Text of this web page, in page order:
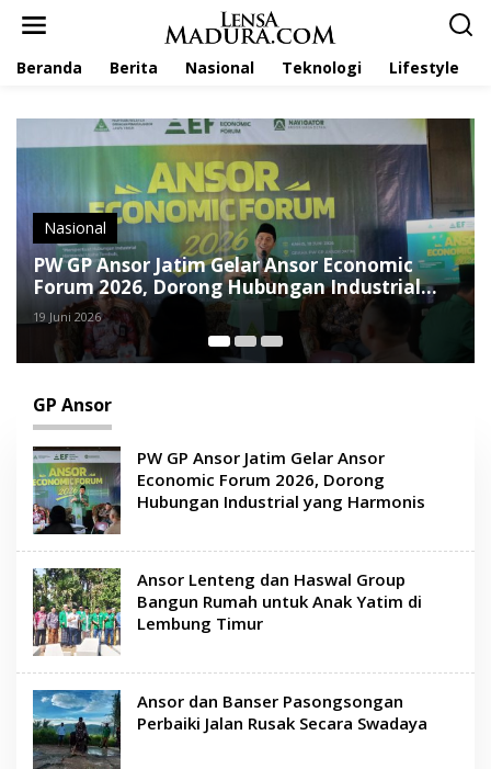
Beranda Berita Nasional Teknologi Lifestyle
Berita
Ansor Lenteng dan Haswal Group Bangun
Rumah untuk Anak Yatim di Lembung Timur
23 April 2026
GP Ansor
PW GP Ansor Jatim Gelar Ansor
Economic Forum 2026, Dorong
Hubungan Industrial yang Harmonis
Ansor Lenteng dan Haswal Group
Bangun Rumah untuk Anak Yatim di
Lembung Timur
Ansor dan Banser Pasongsongan
Perbaiki Jalan Rusak Secara Swadaya